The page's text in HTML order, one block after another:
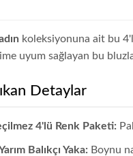
koleksiyonuna ait bu
uyum sağlayan bu
Detaylar
4'lü Renk Paketi:
Balıkçı Yaka: Boynu